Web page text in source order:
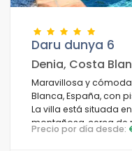
Daru dunya 6
Denia, Costa
Maravillosa y cómoda
Blanca, España, con
La villa está situada
montañosa, cerca de
Precio por día desde: